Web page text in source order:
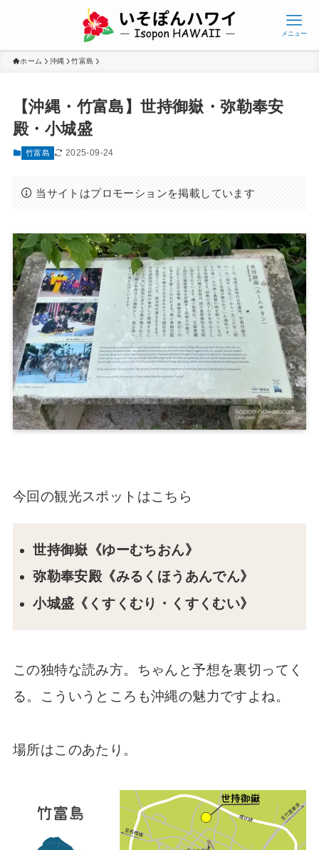
メニュー
ホーム 沖縄 竹富島
【沖縄・竹富島】世持御嶽・弥勒奉安
殿・小城盛
竹富島 2025-09-24
当サイトはプロモーションを掲載しています
今回の観光スポットはこちら
世持御嶽《ゆーむちおん》
弥勒奉安殿《みるくほうあんでん》
小城盛《くすくむり・くすくむい》
この独特な読み方。ちゃんと予想を裏切ってく
る。こういうところも沖縄の魅力ですよね。
場所はこのあたり。